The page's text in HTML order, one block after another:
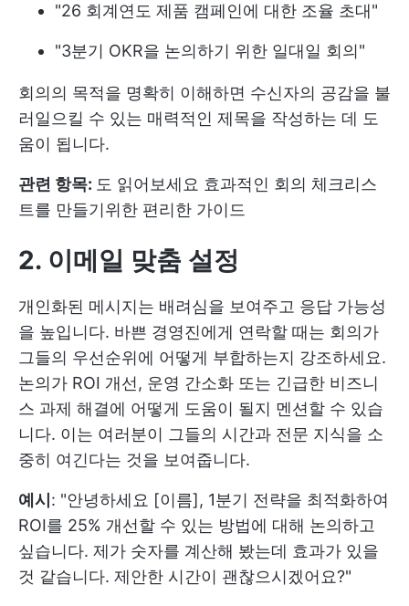
"26 회계연도 제품 캠페인에 대한 조율 초대"
"3분기 OKR을 논의하기 위한 일대일 회의"
회의의 목적을 명확히 이해하면 수신자의 공감을 불
러일으킬 수 있는 매력적인 제목을 작성하는 데 도
움이 됩니다.
관련 항목: 도 읽어보세요 효과적인 회의 체크리스
트를 만들기위한 편리한 가이드
2. 이메일 맞춤 설정
개인화된 메시지는 배려심을 보여주고 응답 가능성
을 높입니다. 바쁜 경영진에게 연락할 때는 회의가
그들의 우선순위에 어떻게 부합하는지 강조하세요.
논의가 ROI 개선, 운영 간소화 또는 긴급한 비즈니
스 과제 해결에 어떻게 도움이 될지 멘션할 수 있습
니다. 이는 여러분이 그들의 시간과 전문 지식을 소
중히 여긴다는 것을 보여줍니다.
예시 : "안녕하세요 [이름], 1분기 전략을 최적화하여
ROI를 25% 개선할 수 있는 방법에 대해 논의하고
싶습니다. 제가 숫자를 계산해 봤는데 효과가 있을
것 같습니다. 제안한 시간이 괜찮으시겠어요?"